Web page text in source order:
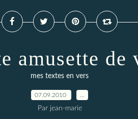
amusette de
mes textes en vers
07.09.2010
Par jean-marie